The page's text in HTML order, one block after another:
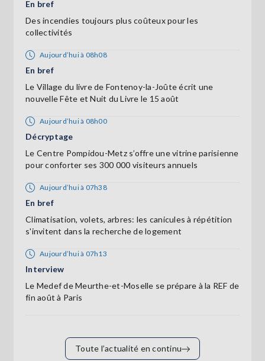
En bref
Des incendies toujours plus coûteux pour les
collectivités
Aujourd’hui à 08h08
En bref
Le Village du livre de Fontenoy-la-Joûte écrit une
nouvelle Fête et Nuit du Livre le 15 août
Aujourd’hui à 08h00
Décryptage
Le Centre Pompidou-Metz s’offre une vitrine parisienne
pour conforter ses 300 000 visiteurs annuels
Aujourd’hui à 07h38
En bref
Climatisation, volets, arbres: les canicules à répétition
s'invitent dans la recherche de logement
Aujourd’hui à 07h13
Interview
Le Medef de Meurthe-et-Moselle se prépare à la REF de
fin août à Paris
Toute l’actualité en continu